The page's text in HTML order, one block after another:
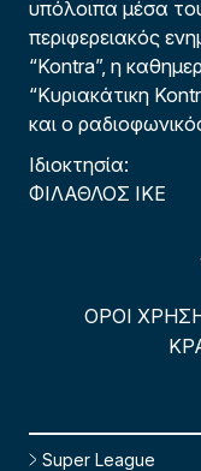
υπόλοιπα μέσα
περιφερειακός
“Kontra”, η
“Κυριακάτικη
και ο
Ιδιοκτησία:
ΦΙΛΑΘΛΟΣ ΙΚΕ
ΟΡΟΙ
Super League